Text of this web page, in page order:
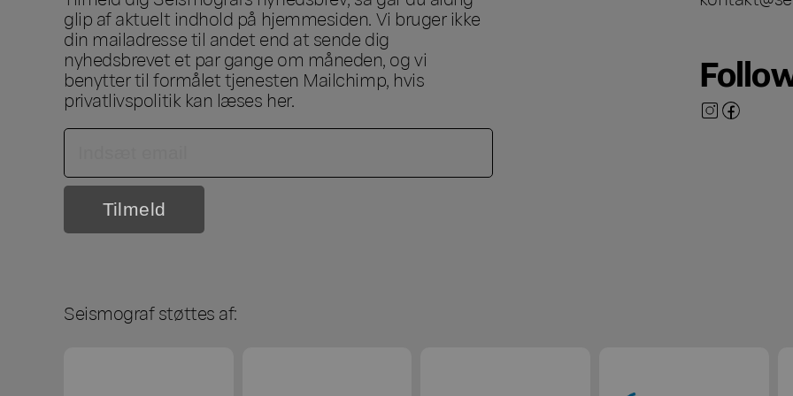
glip af aktuelt indhold på hjemmesiden. Vi bruger ikke
din mailadresse til andet end at sende dig
nyhedsbrevet et par gange om måneden, og vi
benytter til formålet tjenesten Mailchimp, hvis
privatlivspolitik kan læses her.
Seismograf støttes af: